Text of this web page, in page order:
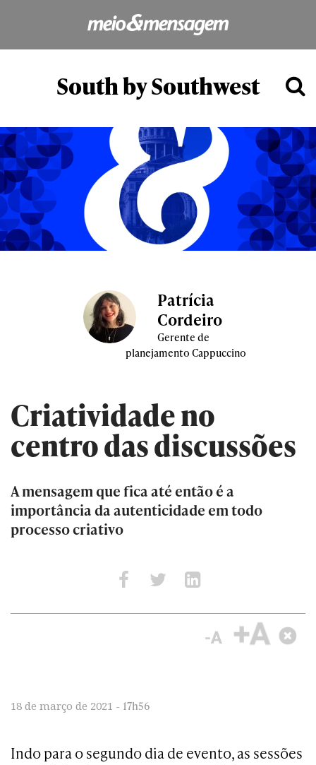
South by Southwest
Patrícia
Cordeiro
Gerente de
planejamento Cappuccino
Criatividade no
centro das discussões
A mensagem que fica até então é a
importância da autenticidade em todo
processo criativo
18 de março de 2021 - 17h56
Indo para o segundo dia de evento, as sessões